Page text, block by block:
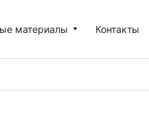
материалы Контакты